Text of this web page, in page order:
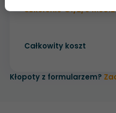
Szkolenie G1/2/3
Całkowity koszt
Kłopoty z formularzem?